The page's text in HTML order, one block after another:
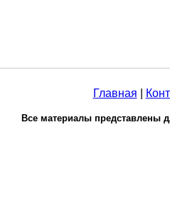
Главная
Все материалы представлены